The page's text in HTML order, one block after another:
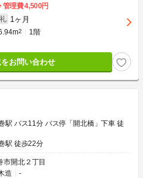
管理費4,500円
礼 1ヶ月
2 1階
お問い合わせ
駅 バス11分 バス停「開北橋」下車 徒
駅 徒歩22分
市開北２丁目
造 -